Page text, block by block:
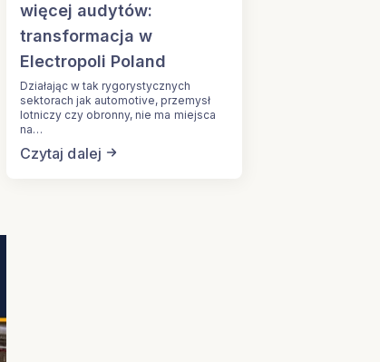
więcej audytów:
transformacja w
Electropoli Poland
Działając w tak rygorystycznych
sektorach jak automotive, przemysł
lotniczy czy obronny, nie ma miejsca
na…
Czytaj dalej